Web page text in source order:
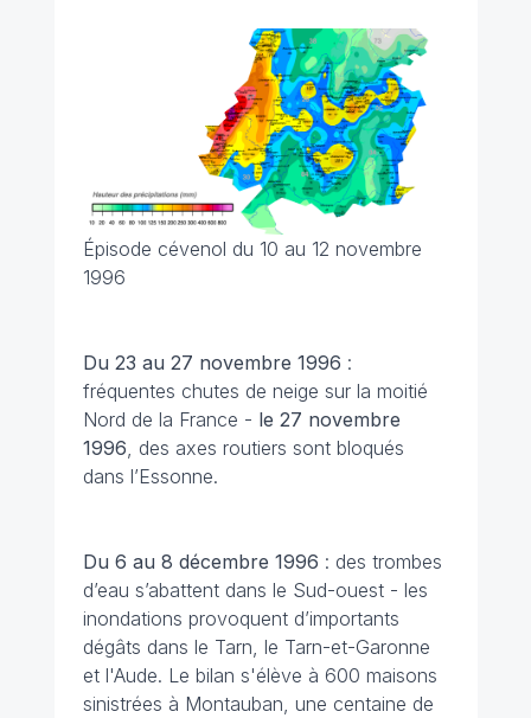
Épisode cévenol du 10 au 12 novembre
1996
Du 23 au 27 novembre 1996 :
fréquentes chutes de neige sur la moitié
Nord de la France - le 27 novembre
1996 , des axes routiers sont bloqués
dans l’Essonne.
Du 6 au 8 décembre 1996 : des trombes
d’eau s’abattent dans le Sud-ouest - les
inondations provoquent d’importants
dégâts dans le Tarn, le Tarn-et-Garonne
et l'Aude. Le bilan s'élève à 600 maisons
sinistrées à Montauban, une centaine de